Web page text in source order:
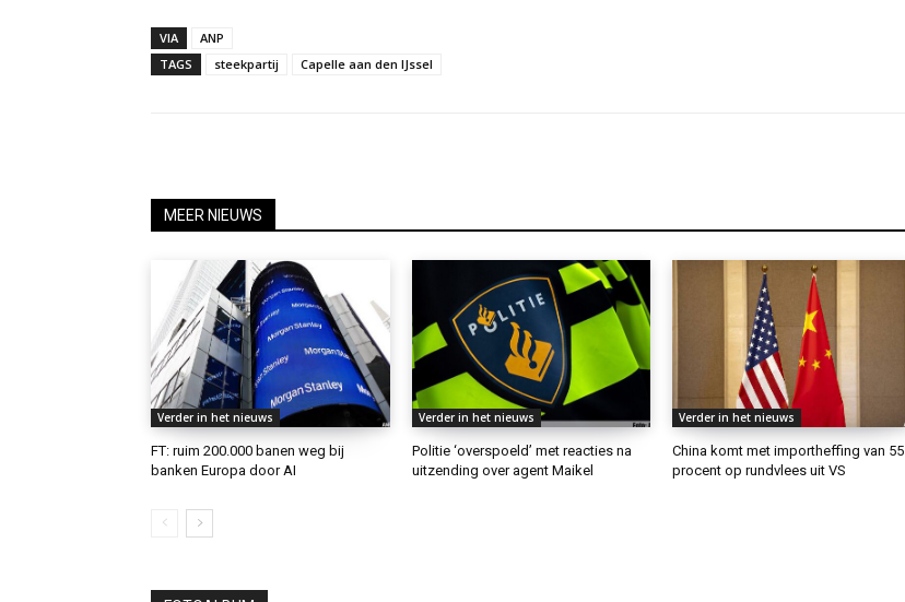
VIA
ANP
TAGS
steekpartij Capelle aan den IJssel
MEER NIEUWS
Verder in het nieuws
FT: ruim 200.000 banen weg bij
banken Europa door AI
Verder in het nieuws
Politie ‘overspoeld’ met reacties na
uitzending over agent Maikel
Verder in het nieuws
China komt met importheffing van 55
procent op rundvlees uit VS